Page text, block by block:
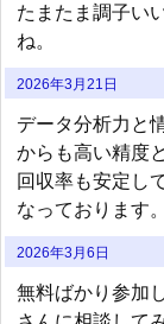
たまたま調子い
ね。
2026年3月21日
データ分析力と
からも高い精度
回収率も安定し
なっております。
2026年3月6日
無料ばかり参加